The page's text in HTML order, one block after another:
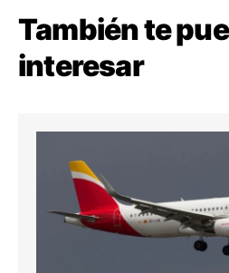
También te
interesar